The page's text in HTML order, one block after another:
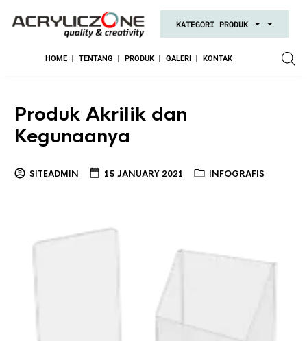
KATEGORI PRODUK
HOME TENTANG PRODUK GALERI KONTAK
Produk Akrilik dan
Kegunaanya
SITEADMIN 15 JANUARY 2021 INFOGRAFIS